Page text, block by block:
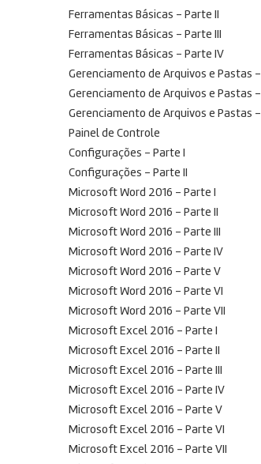
Ferramentas Básicas – Parte II
Ferramentas Básicas – Parte III
Ferramentas Básicas – Parte IV
Gerenciamento de Arquivos e Pastas
Gerenciamento de Arquivos e Pastas
Gerenciamento de Arquivos e Pastas
Painel de Controle
Configurações – Parte I
Configurações – Parte II
Microsoft Word 2016 – Parte I
Microsoft Word 2016 – Parte II
Microsoft Word 2016 – Parte III
Microsoft Word 2016 – Parte IV
Microsoft Word 2016 – Parte V
Microsoft Word 2016 – Parte VI
Microsoft Word 2016 – Parte VII
Microsoft Excel 2016 – Parte I
Microsoft Excel 2016 – Parte II
Microsoft Excel 2016 – Parte III
Microsoft Excel 2016 – Parte IV
Microsoft Excel 2016 – Parte V
Microsoft Excel 2016 – Parte VI
Microsoft Excel 2016 – Parte VII